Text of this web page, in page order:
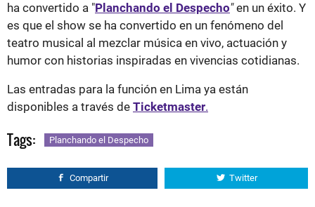
ha convertido a "Planchando el Despecho"en un éxito. Y
es que el show se ha convertido en un fenómeno del
teatro musical al mezclar música en vivo, actuación y
humor con historias inspiradas en vivencias cotidianas.
Las entradas para la función en Lima ya están
disponibles a través de Ticketmaster.
Tags: Planchando el Despecho
Compartir Twitter